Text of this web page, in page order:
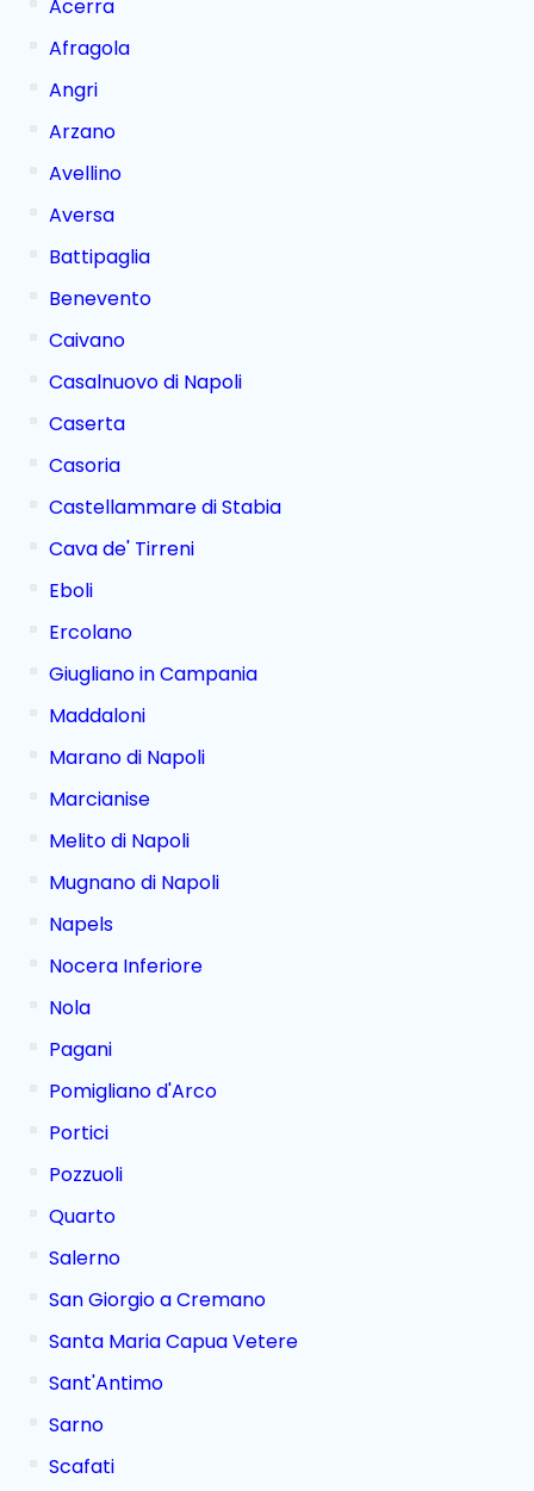
Acerra
Afragola
Angri
Arzano
Avellino
Aversa
Battipaglia
Benevento
Caivano
Casalnuovo di Napoli
Caserta
Casoria
Castellammare di Stabia
Cava de' Tirreni
Eboli
Ercolano
Giugliano in Campania
Maddaloni
Marano di Napoli
Marcianise
Melito di Napoli
Mugnano di Napoli
Napels
Nocera Inferiore
Nola
Pagani
Pomigliano d'Arco
Portici
Pozzuoli
Quarto
Salerno
San Giorgio a Cremano
Santa Maria Capua Vetere
Sant'Antimo
Sarno
Scafati